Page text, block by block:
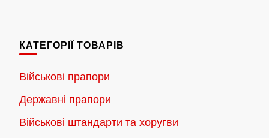
варіантів.
можна
вибрати
на
КАТЕГОРІЇ ТОВАРІВ
Військові прапори
Державні прапори
Військові штандарти та хоругви